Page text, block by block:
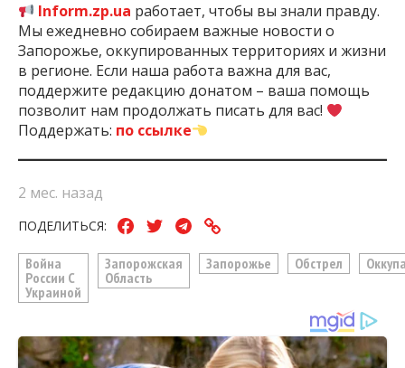
Inform.zp.ua работает, чтобы вы знали правду.
Мы ежедневно собираем важные новости о
Запорожье, оккупированных территориях и жизни
в регионе. Если наша работа важна для вас,
поддержите редакцию донатом – ваша помощь
позволит нам продолжать писать для вас!
Поддержать: по ссылке
2 мес. назад
ПОДЕЛИТЬСЯ:
Война
России С
Украиной
Запорожская
Область
Запорожье Обстрел